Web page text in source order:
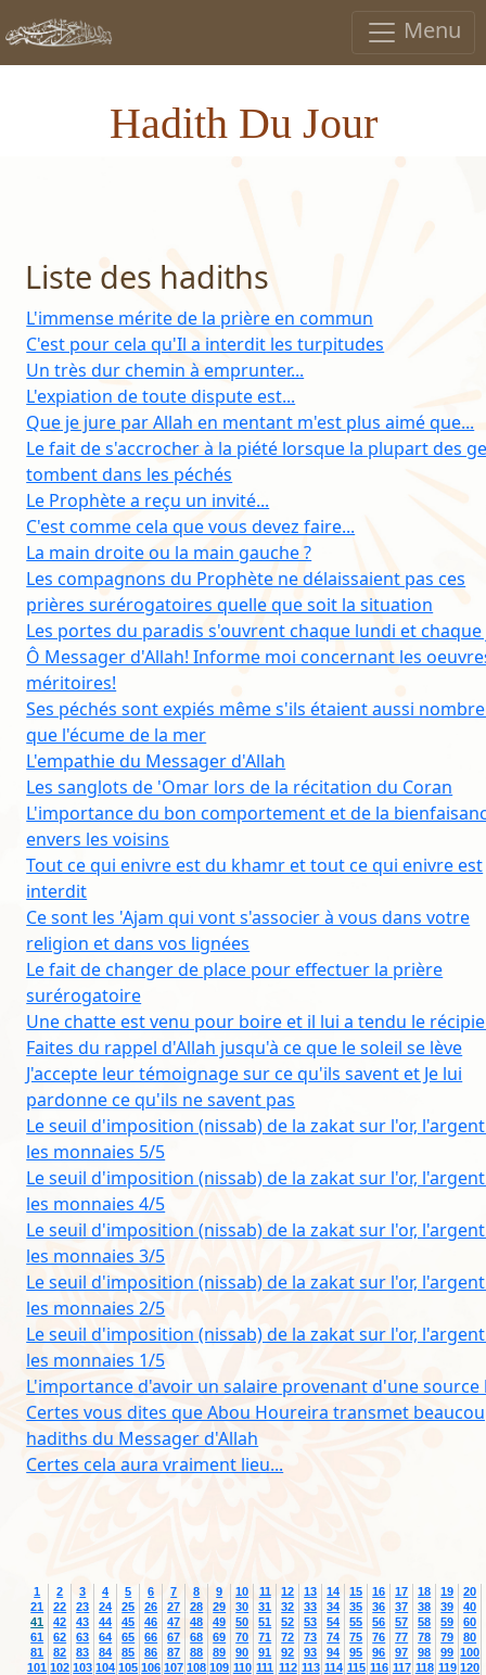
Menu
Hadith Du Jour
Liste des hadiths
L'immense mérite de la prière en commun
C'est pour cela qu'Il a interdit les turpitudes
Un très dur chemin à emprunter...
L'expiation de toute dispute est...
Que je jure par Allah en mentant m'est plus aimé que...
Le fait de s'accrocher à la piété lorsque la plupart des
tombent dans les péchés
Le Prophète a reçu un invité...
C'est comme cela que vous devez faire...
La main droite ou la main gauche ?
Les compagnons du Prophète ne délaissaient pas ces
prières surérogatoires quelle que soit la situation
Les portes du paradis s'ouvrent chaque lundi et
Ô Messager d'Allah! Informe moi concernant les
méritoires!
Ses péchés sont expiés même s'ils étaient aussi
que l'écume de la mer
L'empathie du Messager d'Allah
Les sanglots de 'Omar lors de la récitation du Coran
L'importance du bon comportement et de la
envers les voisins
Tout ce qui enivre est du khamr et tout ce qui enivre est
interdit
Ce sont les 'Ajam qui vont s'associer à vous dans votre
religion et dans vos lignées
Le fait de changer de place pour effectuer la prière
surérogatoire
Une chatte est venu pour boire et il lui a tendu le
Faites du rappel d'Allah jusqu'à ce que le soleil se lève
J'accepte leur témoignage sur ce qu'ils savent et Je lui
pardonne ce qu'ils ne savent pas
Le seuil d'imposition (nissab) de la zakat sur l'or,
les monnaies 5/5
Le seuil d'imposition (nissab) de la zakat sur l'or,
les monnaies 4/5
Le seuil d'imposition (nissab) de la zakat sur l'or,
les monnaies 3/5
Le seuil d'imposition (nissab) de la zakat sur l'or,
les monnaies 2/5
Le seuil d'imposition (nissab) de la zakat sur l'or,
les monnaies 1/5
L'importance d'avoir un salaire provenant d'une source
Certes vous dites que Abou Houreira transmet
hadiths du Messager d'Allah
Certes cela aura vraiment lieu...
1 2 3 4 5 6 7 8 9 10 11 12 13 14 15 16 17 18 19
20
21
22 23 24 25 26 27 28 29 30 31 32 33 34 35 36 37 38 39
40
41
42 43 44 45 46 47 48 49 50 51 52 53 54 55 56 57 58 59
60
61
62 63 64 65 66 67 68 69 70 71 72 73 74 75 76 77 78 79
80
81
82 83 84 85 86 87 88 89 90 91 92 93 94 95 96 97 98 99 100
101 102 103 104 105 106 107 108 109 110 111 112 113 114 115 116 117 118 119 120